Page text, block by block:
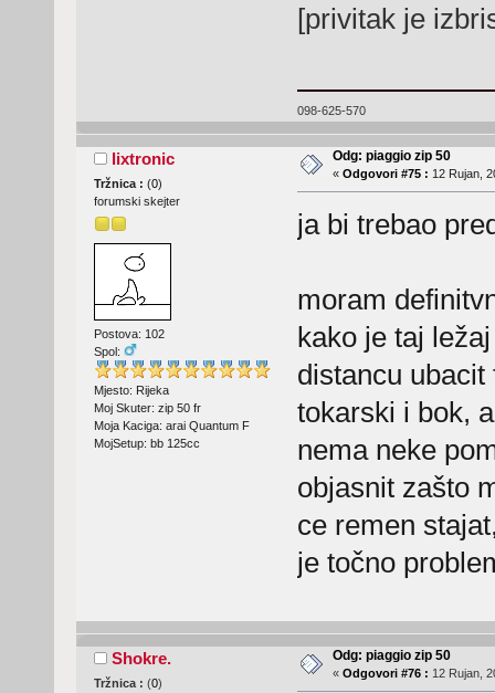
[privitak je
098-625-570
lixtronic
Tržnica : (0)
forumski skejter
Postova: 102
Spol:
Mjesto: Rijeka
Moj Skuter: zip 50 fr
Moja Kaciga: arai Quantum F
MojSetup: bb 125cc
Odg: piaggio zip 50
« Odgovori #75 : 12 Rujan,
ja bi trebao
moram
kako je taj
distancu
tokarski i bok,
nema neke
objasnit zašto
ce remen
je točno
Shokre.
Tržnica : (0)
Odg: piaggio zip 50
« Odgovori #76 : 12 Rujan,